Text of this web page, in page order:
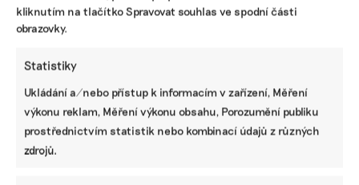
kliknutím na tlačítko Spravovat souhlas ve spodní části
obrazovky.
Statistiky
Ukládání a/nebo přístup k informacím v zařízení, Měření
výkonu reklam, Měření výkonu obsahu, Porozumění publiku
prostřednictvím statistik nebo kombinací údajů z různých
zdrojů.